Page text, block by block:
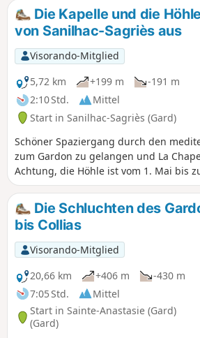
und steigen dann hinab nach Saint-
gleichnamigen Priorats und der
beginnt der Aufstieg auf das Plateau,
überragt, über einen teilweise steilen
Schratten. Schließlich führt Sie ein
Castellas, wo der Aussichtspunkt auf
Schleife des Gardon atemberaubend
zum Parkplatz haben Sie die
überraschende Grotte de la Trone zu
Die Kapelle und die
von Sanilhac-Sagriès aus
Visorando-Mitglied
5,72 km
+199 m
-191 m
2:10 Std.
Mittel
Start in Sanilhac-Sagriès (Gard)
Schöner Spaziergang durch den
zum Gardon zu gelangen und La
Achtung, die Höhle ist vom 1. Mai bis
vom 15. November bis zum 15. März
Abstieg ist gemütlich, der Aufstieg
recht kurz.Alternativ können Sie von
die Gardon-Schlucht länger zu
habe diese Route aufgrund mehrerer
steilen Aufstieg auf dem Rückweg
Strecke) als „mittelschwer“ neu
Die Schluchten des
bis Collias
Visorando-Mitglied
20,66 km
+406 m
-430 m
7:05 Std.
Mittel
Start in Sainte-Anastasie (Gard)
(Gard)